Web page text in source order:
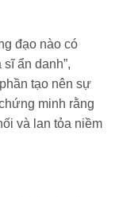
đạo nào có
ẩn danh”,
tạo nên sự
minh rằng
và lan tỏa niềm